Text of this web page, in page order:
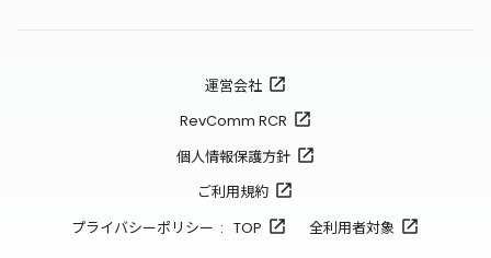
運営会社
RevComm RCR
個人情報保護方針
ご利用規約
プライバシーポリシー : TOP
全利用者対象